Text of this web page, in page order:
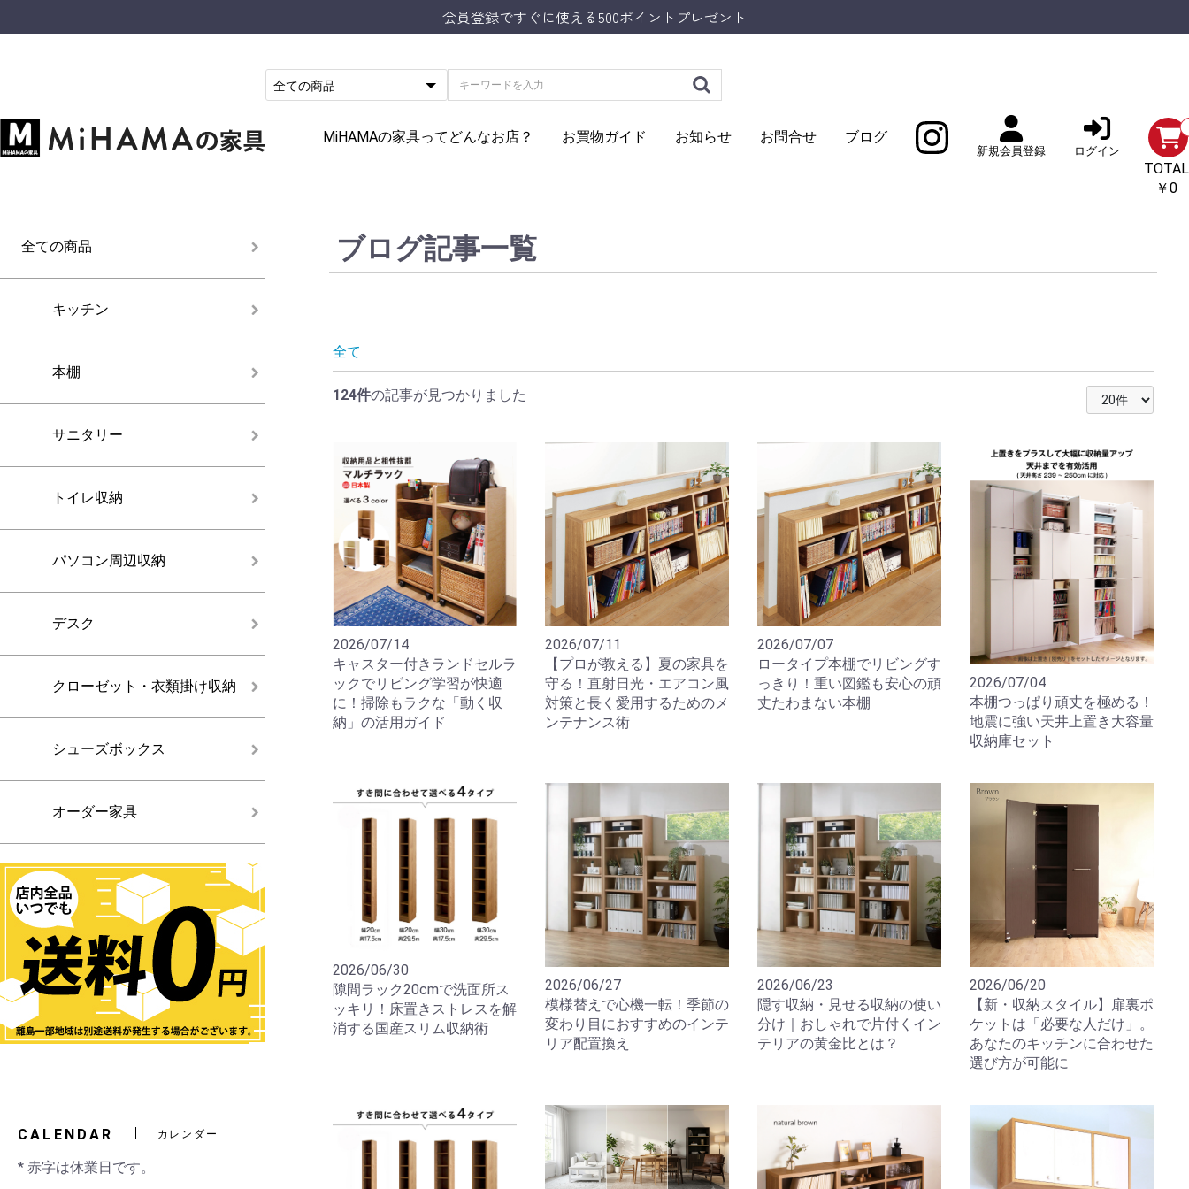
会員登録ですぐに使える500ポイントプレゼント
MiHAMAの家具ってどんなお店？ お買物ガイド お知らせ お問合せ ブログ
新規会員登録 ログイン
TOTAL
￥0
全ての商品
キッチン
本棚
サニタリー
トイレ収納
パソコン周辺収納
デスク
クローゼット・衣類掛け収納
シューズボックス
オーダー家具
CALENDAR カレンダー
* 赤字は休業日です。
ブログ記事一覧
全て
124件の記事が見つかりました
2026/07/14
キャスター付きランドセルラ
ックでリビング学習が快適
に！掃除もラクな「動く収
納」の活用ガイド
2026/07/11
【プロが教える】夏の家具を
守る！直射日光・エアコン風
対策と長く愛用するためのメ
ンテナンス術
2026/07/07
ロータイプ本棚でリビングす
っきり！重い図鑑も安心の頑
丈たわまない本棚
2026/07/04
本棚つっぱり頑丈を極める！
地震に強い天井上置き大容量
収納庫セット
2026/06/30
隙間ラック20cmで洗面所ス
ッキリ！床置きストレスを解
消する国産スリム収納術
2026/06/27
模様替えで心機一転！季節の
変わり目におすすめのインテ
リア配置換え
2026/06/23
隠す収納・見せる収納の使い
分け｜おしゃれで片付くイン
テリアの黄金比とは？
2026/06/20
【新・収納スタイル】扉裏ポ
ケットは「必要な人だけ」。
あなたのキッチンに合わせた
選び方が可能に